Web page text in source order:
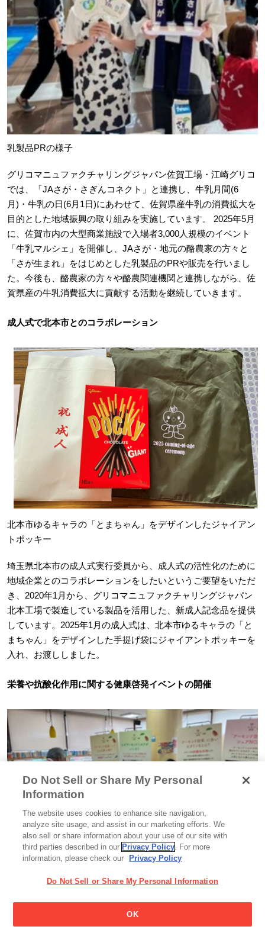
乳製品PRの様子
グリコマニュファクチャリングジャパン佐賀工場・江崎グリコ
では、「JAさが・さぎんコネクト」と連携し、牛乳月間(6
月)・牛乳の日(6月1日)にあわせて、佐賀県産牛乳の消費拡大を
目的とした地域振興の取り組みを実施しています。 2025年5月
に、佐賀市内の大型商業施設で入場者3,000人規模のイベント
「牛乳マルシェ」を開催し、JAさが・地元の酪農家の方々と
「さが生まれ」をはじめとした乳製品のPRや販売を行いまし
た。今後も、酪農家の方々や酪農関連機関と連携しながら、佐
賀県産の牛乳消費拡大に貢献する活動を継続していきます。
成人式で北本市とのコラボレーション
北本市ゆるキャラの「とまちゃん」をデザインしたジャイアン
トポッキー
埼玉県北本市の成人式実行委員から、成人式の活性化のために
地域企業とのコラボレーションをしたいというご要望をいただ
き、2020年1月から、グリコマニュファクチャリングジャパン
北本工場で製造している製品を活用した、新成人記念品を提供
しています。2025年1月の成人式は、北本市ゆるキャラの「と
まちゃん」をデザインした手提げ袋にジャイアントポッキーを
入れ、お渡ししました。
栄養や抗酸化作用に関する健康啓発イベントの開催
セミナーの様子
グリコマニュファクチャリングジャパン兵庫工場は、所在地の
三木市と健康協定を結び、栄養や抗酸化作用に関する健康啓発
Do Not Sell or Share My Personal
Information
The website uses cookies to enhance site navigation,
analyze site usage, and assist in our marketing efforts. We
also sell or share information about your use of our site with
third parties described in our Privacy Policy. For more
information, please check our
Privacy Policy
Do Not Sell or Share My Personal Information
OK